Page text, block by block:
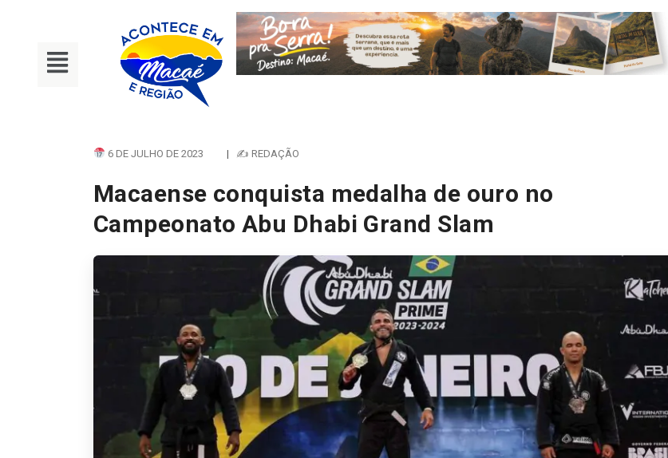
6 DE JULHO DE 2023 | ✍ REDAÇÃO
Macaense conquista medalha de ouro no
Campeonato Abu Dhabi Grand Slam